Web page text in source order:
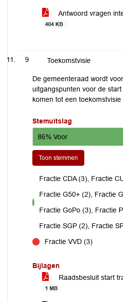
Antwoord vragen
404 KB
9 Toekomstvisie
De gemeenteraad wordt
uitgangspunten voor de
komen tot een toekomstvisie
Stemuitslag
86% Voor
Toon stemmen
voor
Fractie CDA (3), Fractie
Fractie G50+ (2), Fractie
Fractie GoPo (3), Fractie
Fractie SGP (2), Fractie
Fractie VVD (3)
Bijlagen
Raadsbesluit start
1 MB